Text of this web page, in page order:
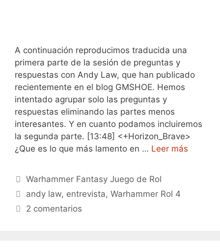
A continuación reproducimos traducida una
primera parte de la sesión de preguntas y
respuestas con Andy Law, que han publicado
recientemente en el blog GMSHOE. Hemos
intentado agrupar solo las preguntas y
respuestas eliminando las partes menos
interesantes. Y en cuanto podamos incluiremos
la segunda parte. [13:48] <+Horizon_Brave>
¿Que es lo que más lamento en … Leer más
Categorías
Warhammer Fantasy Juego de Rol
Etiquetas
andy law, entrevista,Warhammer Rol 4
2 comentarios